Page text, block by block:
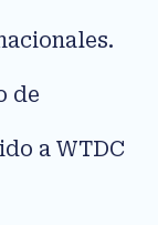
de
a WTDC